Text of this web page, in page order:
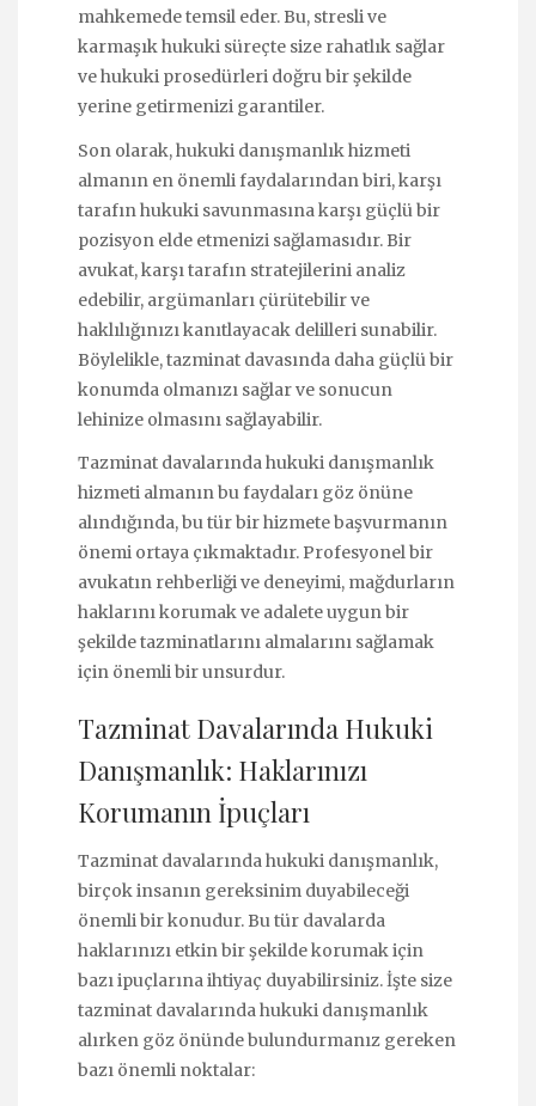
mahkemede temsil eder. Bu, stresli ve
karmaşık hukuki süreçte size rahatlık sağlar
ve hukuki prosedürleri doğru bir şekilde
yerine getirmenizi garantiler.
Son olarak, hukuki danışmanlık hizmeti
almanın en önemli faydalarından biri, karşı
tarafın hukuki savunmasına karşı güçlü bir
pozisyon elde etmenizi sağlamasıdır. Bir
avukat, karşı tarafın stratejilerini analiz
edebilir, argümanları çürütebilir ve
haklılığınızı kanıtlayacak delilleri sunabilir.
Böylelikle, tazminat davasında daha güçlü bir
konumda olmanızı sağlar ve sonucun
lehinize olmasını sağlayabilir.
Tazminat davalarında hukuki danışmanlık
hizmeti almanın bu faydaları göz önüne
alındığında, bu tür bir hizmete başvurmanın
önemi ortaya çıkmaktadır. Profesyonel bir
avukatın rehberliği ve deneyimi, mağdurların
haklarını korumak ve adalete uygun bir
şekilde tazminatlarını almalarını sağlamak
için önemli bir unsurdur.
Tazminat Davalarında Hukuki
Danışmanlık: Haklarınızı
Korumanın İpuçları
Tazminat davalarında hukuki danışmanlık,
birçok insanın gereksinim duyabileceği
önemli bir konudur. Bu tür davalarda
haklarınızı etkin bir şekilde korumak için
bazı ipuçlarına ihtiyaç duyabilirsiniz. İşte size
tazminat davalarında hukuki danışmanlık
alırken göz önünde bulundurmanız gereken
bazı önemli noktalar: